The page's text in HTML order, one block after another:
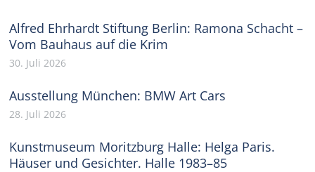
Alfred Ehrhardt Stiftung Berlin: Ramona Schacht –
Vom Bauhaus auf die Krim
30. Juli 2026
Ausstellung München: BMW Art Cars
28. Juli 2026
Kunstmuseum Moritzburg Halle: Helga Paris.
Häuser und Gesichter. Halle 1983–85